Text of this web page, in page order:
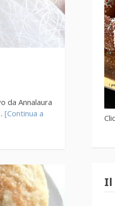
da Annalaura
[Continua a
Il